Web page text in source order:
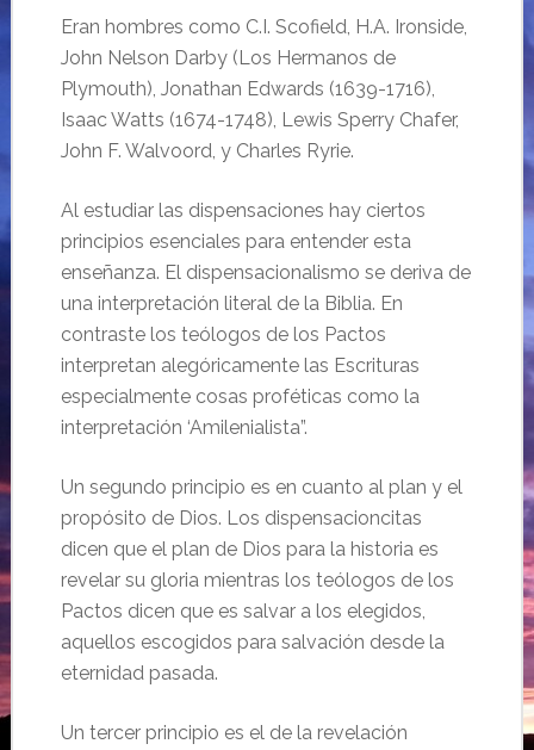
Eran hombres como C.I. Scofield, H.A. Ironside,
John Nelson Darby (Los Hermanos de
Plymouth), Jonathan Edwards (1639-1716),
Isaac Watts (1674-1748), Lewis Sperry Chafer,
John F. Walvoord, y Charles Ryrie.
Al estudiar las dispensaciones hay ciertos
principios esenciales para entender esta
enseñanza. El dispensacionalismo se deriva de
una interpretación literal de la Biblia. En
contraste los teólogos de los Pactos
interpretan alegóricamente las Escrituras
especialmente cosas proféticas como la
interpretación ‘Amilenialista”.
Un segundo principio es en cuanto al plan y el
propósito de Dios. Los dispensacioncitas
dicen que el plan de Dios para la historia es
revelar su gloria mientras los teólogos de los
Pactos dicen que es salvar a los elegidos,
aquellos escogidos para salvación desde la
eternidad pasada.
Un tercer principio es el de la revelación